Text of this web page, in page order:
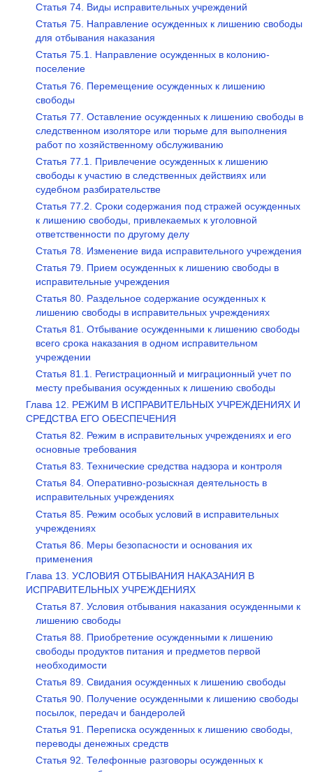
Статья 74. Виды исправительных учреждений
Статья 75. Направление осужденных к лишению свободы
для отбывания наказания
Статья 75.1. Направление осужденных в колонию-
поселение
Статья 76. Перемещение осужденных к лишению
свободы
Статья 77. Оставление осужденных к лишению свободы в
следственном изоляторе или тюрьме для выполнения
работ по хозяйственному обслуживанию
Статья 77.1. Привлечение осужденных к лишению
свободы к участию в следственных действиях или
судебном разбирательстве
Статья 77.2. Сроки содержания под стражей осужденных
к лишению свободы, привлекаемых к уголовной
ответственности по другому делу
Статья 78. Изменение вида исправительного учреждения
Статья 79. Прием осужденных к лишению свободы в
исправительные учреждения
Статья 80. Раздельное содержание осужденных к
лишению свободы в исправительных учреждениях
Статья 81. Отбывание осужденными к лишению свободы
всего срока наказания в одном исправительном
учреждении
Статья 81.1. Регистрационный и миграционный учет по
месту пребывания осужденных к лишению свободы
Глава 12. РЕЖИМ В ИСПРАВИТЕЛЬНЫХ УЧРЕЖДЕНИЯХ И
СРЕДСТВА ЕГО ОБЕСПЕЧЕНИЯ
Статья 82. Режим в исправительных учреждениях и его
основные требования
Статья 83. Технические средства надзора и контроля
Статья 84. Оперативно-розыскная деятельность в
исправительных учреждениях
Статья 85. Режим особых условий в исправительных
учреждениях
Статья 86. Меры безопасности и основания их
применения
Глава 13. УСЛОВИЯ ОТБЫВАНИЯ НАКАЗАНИЯ В
ИСПРАВИТЕЛЬНЫХ УЧРЕЖДЕНИЯХ
Статья 87. Условия отбывания наказания осужденными к
лишению свободы
Статья 88. Приобретение осужденными к лишению
свободы продуктов питания и предметов первой
необходимости
Статья 89. Свидания осужденных к лишению свободы
Статья 90. Получение осужденными к лишению свободы
посылок, передач и бандеролей
Статья 91. Переписка осужденных к лишению свободы,
переводы денежных средств
Статья 92. Телефонные разговоры осужденных к